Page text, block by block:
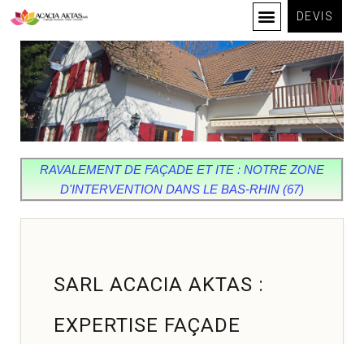
DEVIS
RAVALEMENT DE FAÇADE ET ITE : NOTRE ZONE
D'INTERVENTION DANS LE BAS-RHIN (67)
SARL ACACIA AKTAS :
EXPERTISE FAÇADE